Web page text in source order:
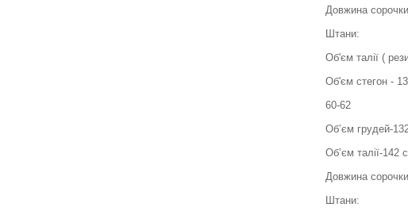
Довжина
Штани:
Об'єм талії (
Об'єм стегон -
60-62
Обʼєм грудей-
Обʼєм талії-142
Довжина
Штани: